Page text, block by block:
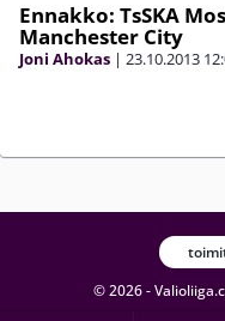
Ennakko: TsSKA
Manchester City
Joni Ahokas | 23.10.2013
© 2026 -